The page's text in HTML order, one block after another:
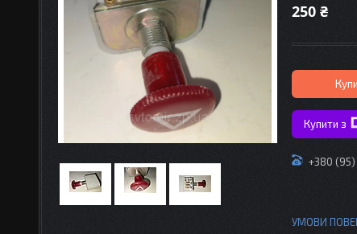
250 ₴
Купити з
+380